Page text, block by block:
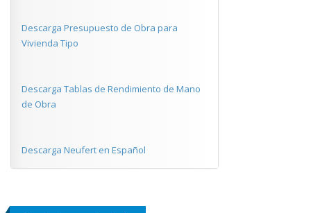
Descarga Presupuesto de Obra para
Vivienda Tipo
Descarga Tablas de Rendimiento de Mano
de Obra
Descarga Neufert en Español